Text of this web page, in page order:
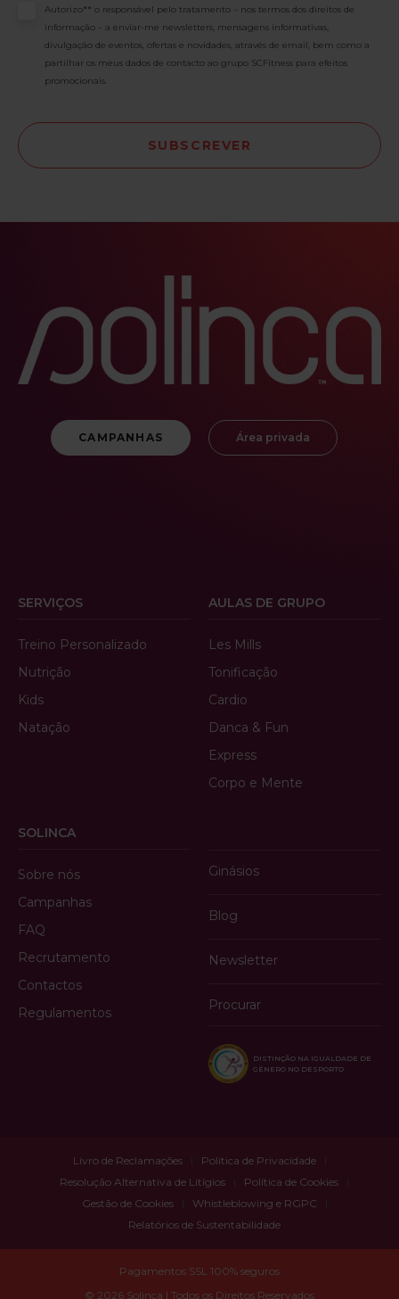
Consentimento
Autorizo** o responsável pelo tratamento – nos termos dos direitos de
informação – a enviar-me newsletters, mensagens informativas,
divulgação de eventos, ofertas e novidades, através de email, bem como a
partilhar os meus dados de contacto ao grupo SCFitness para efeitos
promocionais.
CAMPANHAS Área privada
SERVIÇOS
Treino Personalizado
Nutrição
Kids
Natação
AULAS DE GRUPO
Les Mills
Tonificação
Cardio
Danca & Fun
Express
Corpo e Mente
SOLINCA
Sobre nós
Campanhas
FAQ
Recrutamento
Contactos
Regulamentos
Ginásios
Blog
Newsletter
Procurar
DISTINÇÃO NA IGUALDADE DE
GÉNERO NO DESPORTO
Livro de Reclamações
Política de Privacidade
Resolução Alternativa de Litígios
Política de Cookies
Gestão de Cookies
Whistleblowing e RGPC
Relatórios de Sustentabilidade
© 2026 Solinca | Todos os Direitos Reservados
Pagamentos SSL 100% seguros